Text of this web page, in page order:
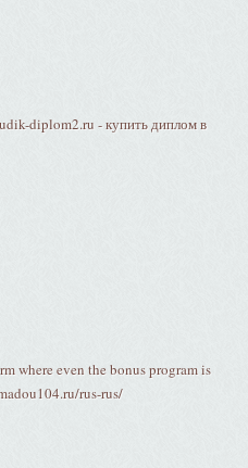
diplom2.ru - купить диплом в
where even the bonus program is
rus-rus/